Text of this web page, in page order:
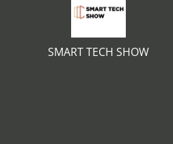
SMART TECH SHOW